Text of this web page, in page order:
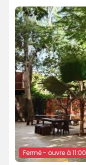
Fermé - ouvre à 11:00